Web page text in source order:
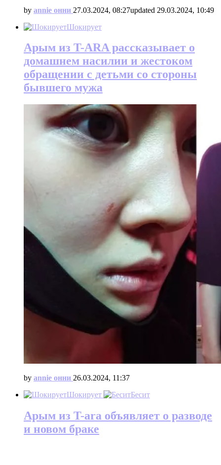
by annie онни 27.03.2024, 08:27updated 29.03.2024, 10:49
Шокирует
Арым из T-ARA рассказывает о
домашнем насилии и жестоком
обращении с детьми со стороны
бывшего мужа
by annie онни 26.03.2024, 11:37
Шокирует
Бесит
Арым из T-ara объявляет о разводе
и новом браке